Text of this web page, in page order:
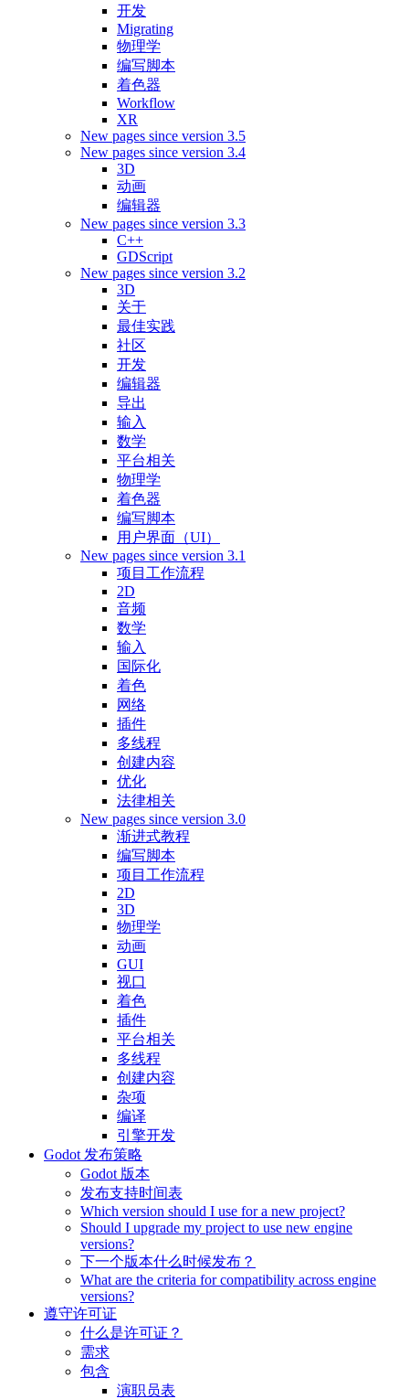
开发
Migrating
物理学
编写脚本
着色器
Workflow
XR
New pages since version 3.5
New pages since version 3.4
3D
动画
编辑器
New pages since version 3.3
C++
GDScript
New pages since version 3.2
3D
关于
最佳实践
社区
开发
编辑器
导出
输入
数学
平台相关
物理学
着色器
编写脚本
用户界面（UI）
New pages since version 3.1
项目工作流程
2D
音频
数学
输入
国际化
着色
网络
插件
多线程
创建内容
优化
法律相关
New pages since version 3.0
渐进式教程
编写脚本
项目工作流程
2D
3D
物理学
动画
GUI
视口
着色
插件
平台相关
多线程
创建内容
杂项
编译
引擎开发
Godot 发布策略
Godot 版本
发布支持时间表
Which version should I use for a new project?
Should I upgrade my project to use new engine
versions?
下一个版本什么时候发布？
What are the criteria for compatibility across engine
versions?
遵守许可证
什么是许可证？
需求
包含
演职员表